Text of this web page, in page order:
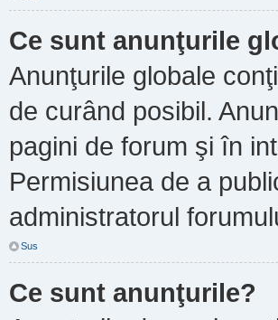
Ce sunt anunţurile
Anunţurile globale
de curând posibil.
pagini de forum şi în
Permisiunea de a
administratorul
Sus
Ce sunt anunţurile?